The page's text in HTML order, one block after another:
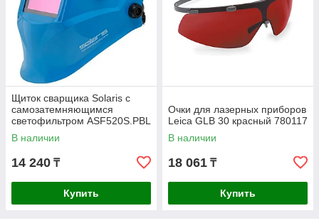
Щиток сварщика Solaris с
самозатемняющимся
светофильтром ASF520S.PBL
В наличии
14 240 ₸
Купить
Очки для лазерных приборов
Leica GLB 30 красный 780117
В наличии
18 061 ₸
Купить